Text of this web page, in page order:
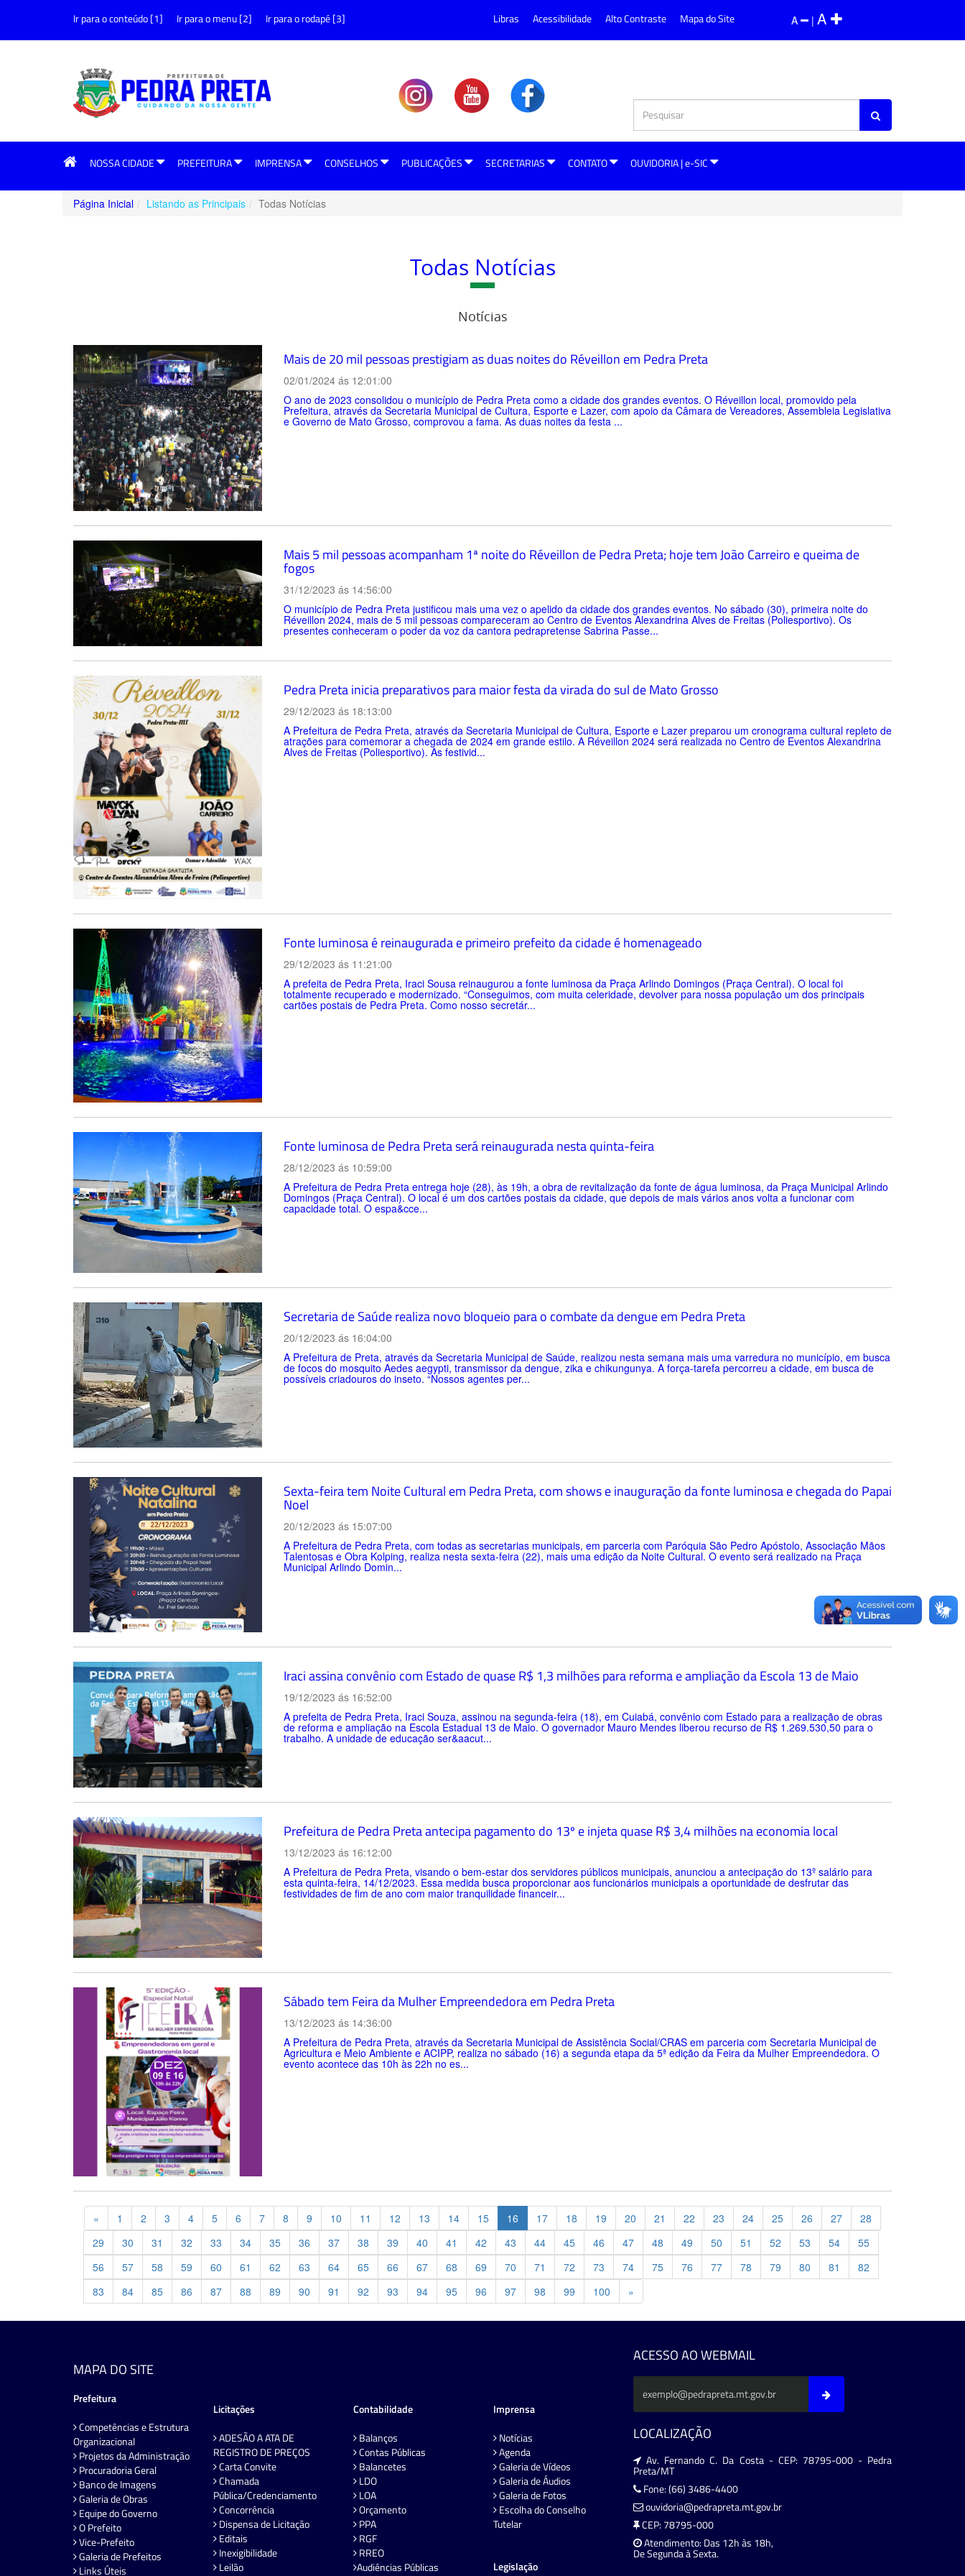
Ir para o conteúdo [1] Ir para o menu [2] Ir para o rodapé [3] A | A
Libras Acessibilidade Alto Contraste Mapa do Site
NOSSA CIDADE PREFEITURA IMPRENSA CONSELHOS PUBLICAÇÕES SECRETARIAS CONTATO OUVIDORIA | e-SIC
Página Inicial Listando as Principais Todas Notícias
Todas Notícias
Notícias
Mais de 20 mil pessoas prestigiam as duas noites do Réveillon em Pedra Preta
02/01/2024 ás 12:01:00
O ano de 2023 consolidou o município de Pedra Preta como a cidade dos grandes eventos. O Réveillon local, promovido pela
Prefeitura, através da Secretaria Municipal de Cultura, Esporte e Lazer, com apoio da Câmara de Vereadores, Assembleia Legislativa
e Governo de Mato Grosso, comprovou a fama. As duas noites da festa ...
Mais 5 mil pessoas acompanham 1ª noite do Réveillon de Pedra Preta; hoje tem João Carreiro e queima de
fogos
31/12/2023 ás 14:56:00
O município de Pedra Preta justificou mais uma vez o apelido da cidade dos grandes eventos. No sábado (30), primeira noite do
Réveillon 2024, mais de 5 mil pessoas compareceram ao Centro de Eventos Alexandrina Alves de Freitas (Poliesportivo). Os
presentes conheceram o poder da voz da cantora pedrapretense Sabrina Passe...
Pedra Preta inicia preparativos para maior festa da virada do sul de Mato Grosso
29/12/2023 ás 18:13:00
A Prefeitura de Pedra Preta, através da Secretaria Municipal de Cultura, Esporte e Lazer preparou um cronograma cultural repleto de
atrações para comemorar a chegada de 2024 em grande estilo. A Réveillon 2024 será realizada no Centro de Eventos Alexandrina
Alves de Freitas (Poliesportivo). As festivid...
Fonte luminosa é reinaugurada e primeiro prefeito da cidade é homenageado
29/12/2023 ás 11:21:00
A prefeita de Pedra Preta, Iraci Sousa reinaugurou a fonte luminosa da Praça Arlindo Domingos (Praça Central). O local foi
totalmente recuperado e modernizado. “Conseguimos, com muita celeridade, devolver para nossa população um dos principais
cartões postais de Pedra Preta. Como nosso secretár...
Fonte luminosa de Pedra Preta será reinaugurada nesta quinta-feira
28/12/2023 ás 10:59:00
A Prefeitura de Pedra Preta entrega hoje (28), às 19h, a obra de revitalização da fonte de água luminosa, da Praça Municipal Arlindo
Domingos (Praça Central). O local é um dos cartões postais da cidade, que depois de mais vários anos volta a funcionar com
capacidade total. O espa&cce...
Secretaria de Saúde realiza novo bloqueio para o combate da dengue em Pedra Preta
20/12/2023 ás 16:04:00
A Prefeitura de Preta, através da Secretaria Municipal de Saúde, realizou nesta semana mais uma varredura no município, em busca
de focos do mosquito Aedes aegypti, transmissor da dengue, zika e chikungunya. A força-tarefa percorreu a cidade, em busca de
possíveis criadouros do inseto. “Nossos agentes per...
Sexta-feira tem Noite Cultural em Pedra Preta, com shows e inauguração da fonte luminosa e chegada do Papai
Noel
20/12/2023 ás 15:07:00
A Prefeitura de Pedra Preta, com todas as secretarias municipais, em parceria com Paróquia São Pedro Apóstolo, Associação Mãos
Talentosas e Obra Kolping, realiza nesta sexta-feira (22), mais uma edição da Noite Cultural. O evento será realizado na Praça
Municipal Arlindo Domin...
Iraci assina convênio com Estado de quase R$ 1,3 milhões para reforma e ampliação da Escola 13 de Maio
19/12/2023 ás 16:52:00
A prefeita de Pedra Preta, Iraci Souza, assinou na segunda-feira (18), em Cuiabá, convênio com Estado para a realização de obras
de reforma e ampliação na Escola Estadual 13 de Maio. O governador Mauro Mendes liberou recurso de R$ 1.269.530,50 para o
trabalho. A unidade de educação ser&aacut...
Prefeitura de Pedra Preta antecipa pagamento do 13º e injeta quase R$ 3,4 milhões na economia local
13/12/2023 ás 16:12:00
A Prefeitura de Pedra Preta, visando o bem-estar dos servidores públicos municipais, anunciou a antecipação do 13º salário para
esta quinta-feira, 14/12/2023. Essa medida busca proporcionar aos funcionários municipais a oportunidade de desfrutar das
festividades de fim de ano com maior tranquilidade financeir...
Sábado tem Feira da Mulher Empreendedora em Pedra Preta
13/12/2023 ás 14:36:00
A Prefeitura de Pedra Preta, através da Secretaria Municipal de Assistência Social/CRAS em parceria com Secretaria Municipal de
Agricultura e Meio Ambiente e ACIPP, realiza no sábado (16) a segunda etapa da 5ª edição da Feira da Mulher Empreendedora. O
evento acontece das 10h às 22h no es...
« Previous
1 2 3 4 5 6 7 8 9 10 11 12 13 14 15 16 17 18 19 20 21 22 23 24 25 26 27
28
29
30 31 32 33 34 35 36 37 38 39 40 41 42 43 44 45 46 47 48 49 50 51 52 53 54
55
56
57 58 59 60 61 62 63 64 65 66 67 68 69 70 71 72 73 74 75 76 77 78 79 80 81
82
83
84 85 86 87 88 89 90 91 92 93 94 95 96 97 98 99 100 »
MAPA DO SITE
Prefeitura
Competências e Estrutura
Organizacional
Projetos da Administração
Procuradoria Geral
Banco de Imagens
Galeria de Obras
Equipe do Governo
O Prefeito
Vice-Prefeito
Galeria de Prefeitos
Links Úteis
Licitações
ADESÃO A ATA DE
REGISTRO DE PREÇOS
Carta Convite
Chamada
Pública/Credenciamento
Concorrência
Dispensa de Licitação
Editais
Inexigibilidade
Leilão
Contabilidade
Balanços
Contas Públicas
Balancetes
LDO
LOA
Orçamento
PPA
RGF
RREO
Audiências Públicas
Imprensa
Notícias
Agenda
Galeria de Vídeos
Galeria de Áudios
Galeria de Fotos
Escolha do Conselho
Tutelar
Legislação
ACESSO AO WEBMAIL
LOCALIZAÇÃO
Av. Fernando C. Da Costa - CEP: 78795-000 - Pedra
Preta/MT
Fone: (66) 3486-4400
ouvidoria@pedrapreta.mt.gov.br
CEP: 78795-000
Atendimento: Das 12h às 18h,
De Segunda à Sexta.